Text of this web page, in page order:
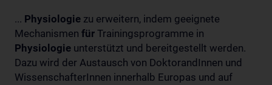
... Physiologie zu erweitern, indem geeignete
Mechanismen für Trainingsprogramme in
Physiologie unterstützt und bereitgestellt werden.
Dazu wird der Austausch von DoktorandInnen und
WissenschafterInnen innerhalb Europas und auf